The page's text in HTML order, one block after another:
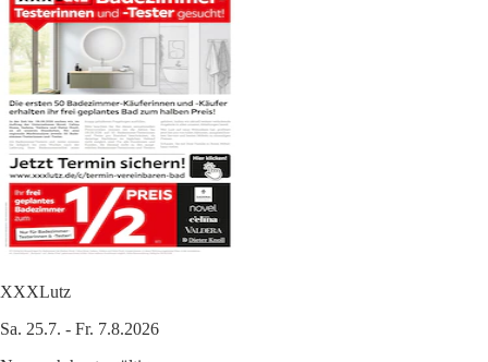
XXXLutz
Sa. 25.7. - Fr. 7.8.2026